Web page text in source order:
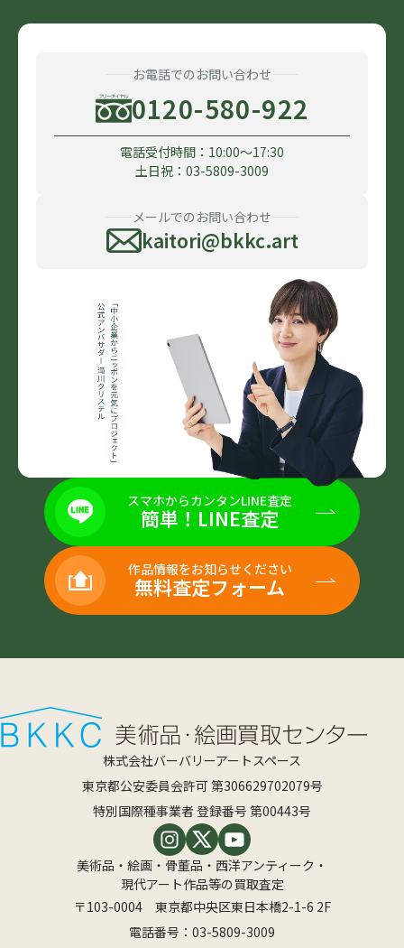
お電話でのお問い合わせ
0120-580-922
電話受付時間：10:00〜17:30
土日祝：03-5809-3009
メールでのお問い合わせ
kaitori@bkkc.art
スマホからカンタンLINE査定
簡単！LINE査定
作品情報をお知らせください
無料査定フォーム
株式会社バーバリーアートスペース
東京都公安委員会許可 第306629702079号
特別国際種事業者 登録番号 第00443号
美術品・絵画・骨董品・西洋アンティーク・
現代アート作品等の買取査定
〒103-0004 東京都中央区東日本橋2-1-6 2F
電話番号： 03-5809-3009